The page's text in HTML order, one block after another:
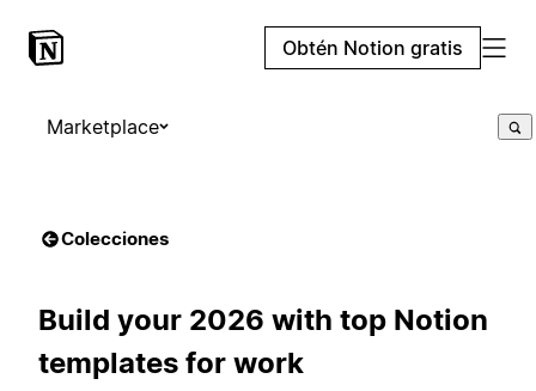
Obtén Notion gratis
Marketplace
Colecciones
Build your 2026 with top Notion
templates for work